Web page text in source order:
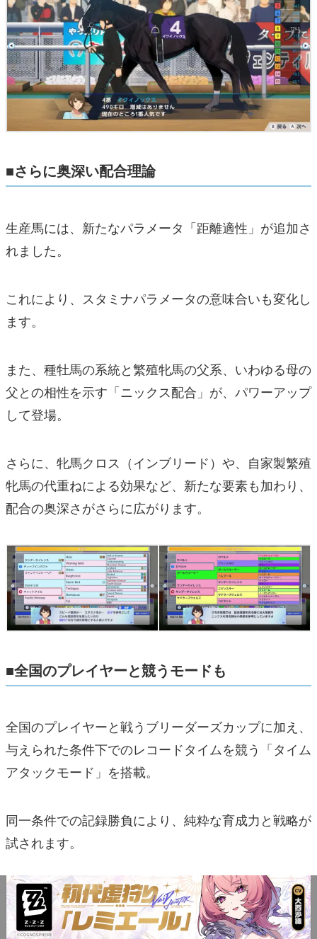
■さらに奥深い配合理論
生産馬には、新たなパラメータ「距離適性」が追加さ
れました。
これにより、スタミナパラメータの意味合いも変化し
ます。
また、種牡馬の系統と繁殖牝馬の父系、いわゆる母の
父との相性を示す「ニックス配合」が、パワーアップ
して登場。
さらに、牝馬クロス（インブリード）や、自家製繁殖
牝馬の代重ねによる効果など、新たな要素も加わり、
配合の奥深さがさらに広がります。
■全国のプレイヤーと競うモードも
全国のプレイヤーと戦うブリーダーズカップに加え、
与えられた条件下でのレコードタイムを競う「タイム
アタックモード」を搭載。
同一条件での記録勝負により、純粋な育成力と戦略が
試されます。